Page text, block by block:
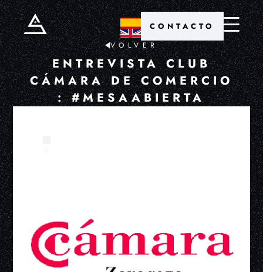
CONTACTO
VOLVER
ENTREVISTA CLUB
CÁMARA DE COMERCIO
: #MESAABIERTA